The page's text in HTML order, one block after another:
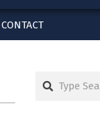
CONTACT
Search